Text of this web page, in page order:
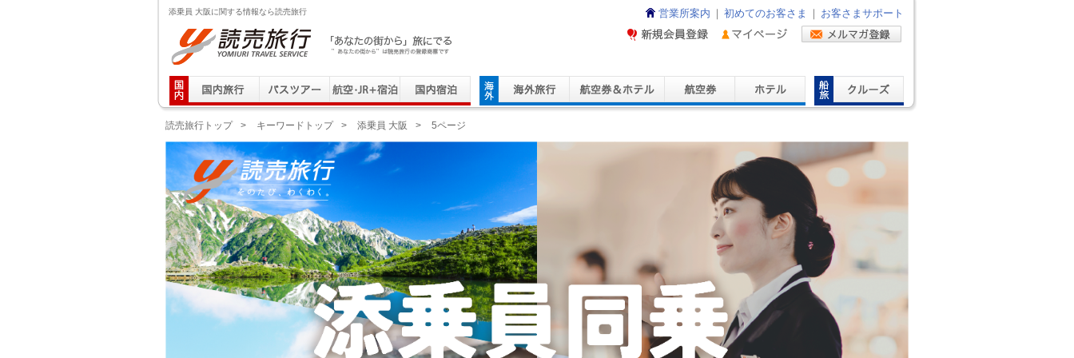
添乗員 大阪に関する情報なら読売旅行
読売旅行 「あなたの街から」旅にでる｜Yomiuri Travel Service
営業所案内 初めてのお客さま お客さまサポート
読売旅行トップ > キーワードトップ > 添乗員 大阪 > 5ページ